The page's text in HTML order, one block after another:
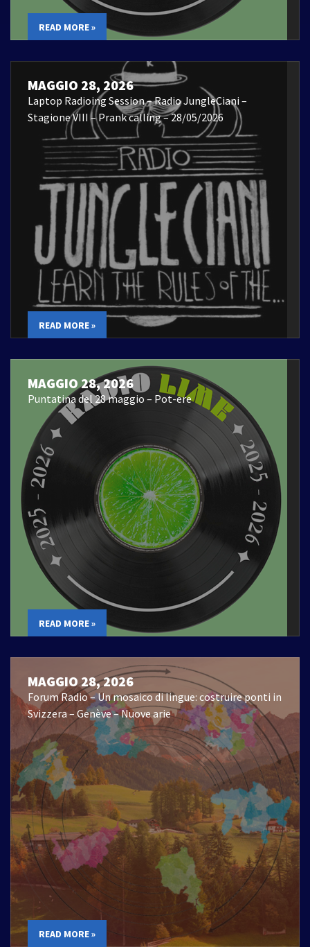
READ MORE »
MAGGIO 28, 2026
Laptop Radioing Session – Radio JungleCiani –
Stagione VIII – Prank calling – 28/05/2026
READ MORE »
MAGGIO 28, 2026
Puntatina del 28 maggio – Pot-ere
READ MORE »
MAGGIO 28, 2026
Forum Radio – Un mosaico di lingue: costruire ponti in
Svizzera – Genève – Nuove arie
READ MORE »